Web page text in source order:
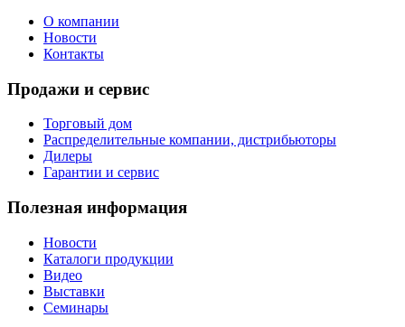
О компании
Новости
Контакты
Продажи и сервис
Торговый дом
Распределительные компании, дистрибьюторы
Дилеры
Гарантии и сервис
Полезная информация
Новости
Каталоги продукции
Видео
Выставки
Семинары